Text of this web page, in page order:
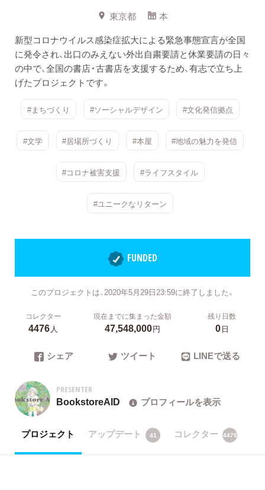
東京都
本
新型コロナウイルス感染症拡大による緊急事態宣言が全国
に発令され、出口のみえない外出自粛要請と休業要請の日々
の中で、全国の書店・古書店を支援するため、有志で立ち上
げたプロジェクトです。
#まちづくり #ソーシャルデザイン #文化発信拠点
#文学 #居場所づくり #本屋 #地域の魅力を発信
#コロナ被害支援 #ライフスタイル
#ユニークなリターン
FUNDED
このプロジェクトは、2020年5月29日23:59に終了しました。
コレクター
4476人
現在までに集まった金額
47,548,000円
残り日数
0日
シェア ツイート LINEで送る
PRESENTER
BookstoreAID プロフィールを表示
プロジェクト アップデート 41 コレクター 4476